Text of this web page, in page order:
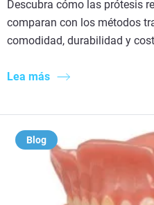
Descubra cómo las prótesis
comparan con los métodos
comodidad, durabilidad y
Lea más
Blog